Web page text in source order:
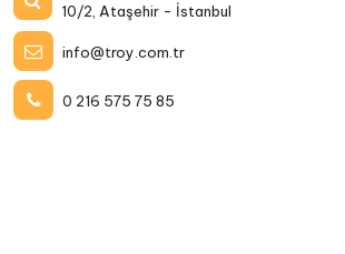
10/2, Ataşehir - İstanbul
info@troy.com.tr
0 216 575 75 85